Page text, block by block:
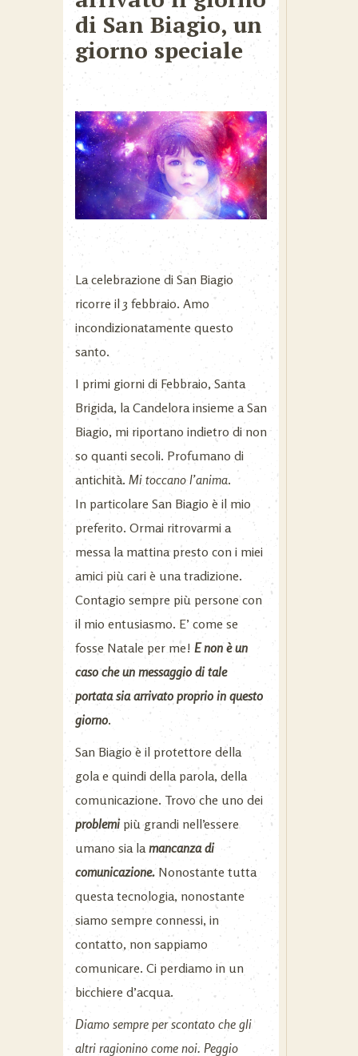
di San Biagio, un
giorno speciale
La celebrazione di San Biagio
ricorre il 3 febbraio. Amo
incondizionatamente questo
santo.
I primi giorni di Febbraio, Santa
Brigida, la Candelora insieme a San
Biagio, mi riportano indietro di non
so quanti secoli. Profumano di
antichità.Mi toccano l’anima.
In particolare San Biagio è il mio
preferito. Ormai ritrovarmi a
messa la mattina presto con i miei
amici più cari è una tradizione.
Contagio sempre più persone con
il mio entusiasmo. E’ come se
fosse Natale per me! E non è un
caso che un messaggio di tale
portata sia arrivato proprio in questo
giorno.
San Biagio è il protettore della
gola e quindi della parola, della
comunicazione. Trovo che uno dei
problemipiù grandi nell’essere
umano sia la mancanza di
comunicazione. Nonostante tutta
questa tecnologia, nonostante
siamo sempre connessi, in
contatto, non sappiamo
comunicare. Ci perdiamo in un
bicchiere d’acqua.
Diamo sempre per scontato che gli
altri ragionino come noi. Peggio